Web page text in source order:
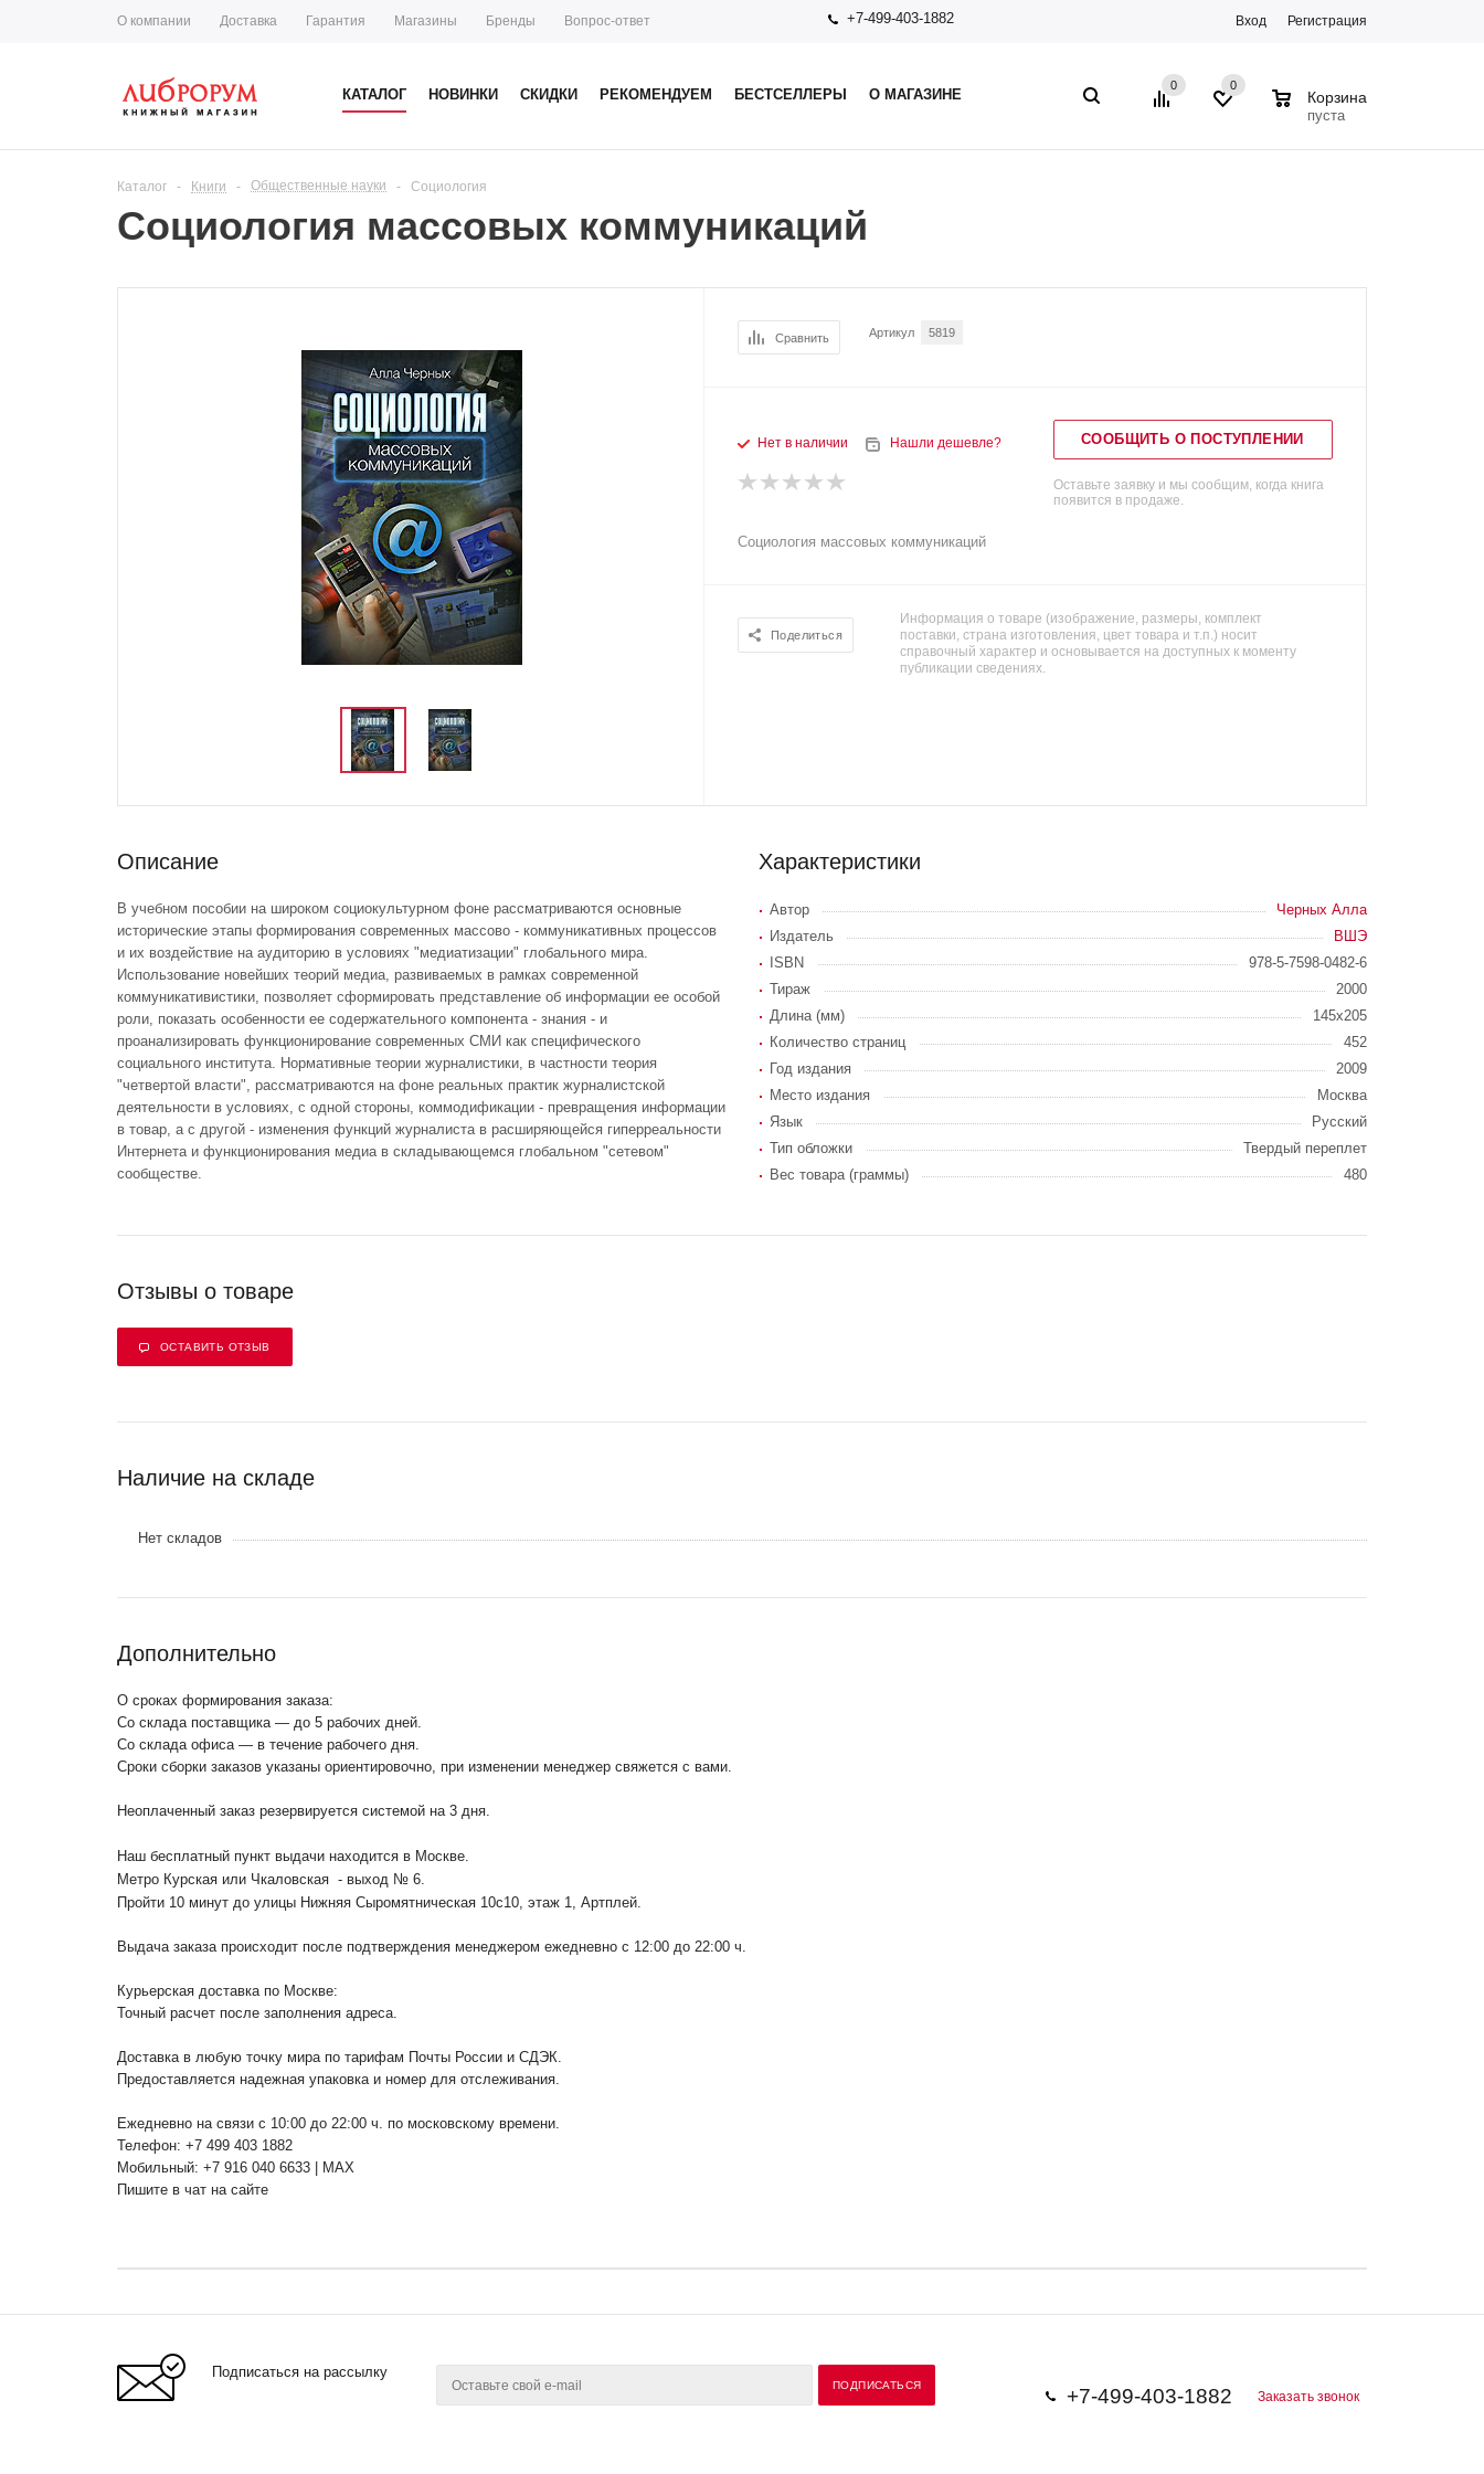
О компании Доставка Гарантия Магазины Бренды Вопрос-ответ +7-499-403-1882 Вход Регистрация
КАТАЛОГ НОВИНКИ СКИДКИ РЕКОМЕНДУЕМ БЕСТСЕЛЛЕРЫ О МАГАЗИНЕ
0 0
Корзина
пуста
Каталог - Книги - Общественные науки - Социология
Социология массовых коммуникаций
Сравнить Артикул 5819
Нет в наличии Нашли дешевле? СООБЩИТЬ О ПОСТУПЛЕНИИ
Оставьте заявку и мы сообщим, когда книга
появится в продаже.
Социология массовых коммуникаций
Поделиться
Информация о товаре (изображение, размеры, комплект
поставки, страна изготовления, цвет товара и т.п.) носит
справочный характер и основывается на доступных к моменту
публикации сведениях.
Описание
В учебном пособии на широком социокультурном фоне рассматриваются основные
исторические этапы формирования современных массово - коммуникативных процессов
и их воздействие на аудиторию в условиях "медиатизации" глобального мира.
Использование новейших теорий медиа, развиваемых в рамках современной
коммуникативистики, позволяет сформировать представление об информации ее особой
роли, показать особенности ее содержательного компонента - знания - и
проанализировать функционирование современных СМИ как специфического
социального института. Нормативные теории журналистики, в частности теория
"четвертой власти", рассматриваются на фоне реальных практик журналистской
деятельности в условиях, с одной стороны, коммодификации - превращения информации
в товар, а с другой - изменения функций журналиста в расширяющейся гиперреальности
Интернета и функционирования медиа в складывающемся глобальном "сетевом"
сообществе.
Характеристики
Автор
Черных Алла
Издатель
ВШЭ
ISBN
978-5-7598-0482-6
Тираж
2000
Длина (мм)
145х205
Количество страниц
452
Год издания
2009
Место издания
Москва
Язык
Русский
Тип обложки
Твердый переплет
Вес товара (граммы)
480
Отзывы о товаре
ОСТАВИТЬ ОТЗЫВ
Наличие на складе
Нет складов
Дополнительно
О сроках формирования заказа:
Со склада поставщика — до 5 рабочих дней.
Со склада офиса — в течение рабочего дня.
Сроки сборки заказов указаны ориентировочно, при изменении менеджер свяжется с вами.
Неоплаченный заказ резервируется системой на 3 дня.
Наш бесплатный пункт выдачи находится в Москве.
Метро Курская или Чкаловская - выход № 6.
Пройти 10 минут до улицы Нижняя Сыромятническая 10с10 , этаж 1, Артплей.
Выдача заказа происходит после подтверждения менеджером ежедневно с 12:00 до 22:00 ч.
Курьерская доставка по Москве:
Точный расчет после заполнения адреса.
Доставка в любую точку мира по тарифам Почты России и СДЭК.
Предоставляется надежная упаковка и номер для отслеживания.
Ежедневно на связи с 10:00 до 22:00 ч. по московскому времени.
Телефон: +7 499 403 1882
Мобильный: +7 916 040 6633 | MAX
Пишите в чат на сайте
Подписаться на рассылку
+7-499-403-1882 Заказать звонок